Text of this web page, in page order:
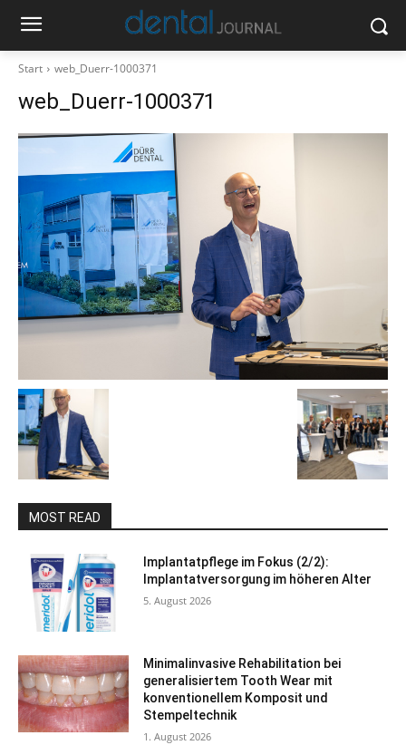
Start web_Duerr-1000371
web_Duerr-1000371
MOST READ
Implantatpflege im Fokus (2/2):
Implantatversorgung im höheren Alter
5. August 2026
Minimalinvasive Rehabilitation bei
generalisiertem Tooth Wear mit
konventionellem Komposit und
Stempeltechnik
1. August 2026